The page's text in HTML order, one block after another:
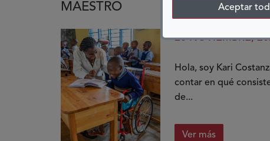
Aceptar
MAESTRO
20 NOVIEMBRE,
Hola, soy Kari
contar en qué
de...
Ver más